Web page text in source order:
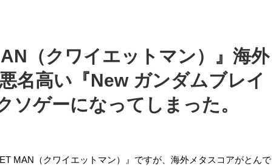
（クワイエットマン）』海外
名高い『New ガンダムブレイ
ソゲーになってしまった。
MAN（クワイエットマン）』ですが、海外メタスコアがとんで